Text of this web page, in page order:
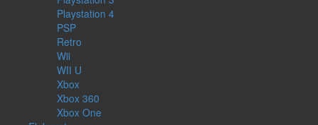
Playstation 4
PSP
Retro
Wii
WII U
Xbox
Xbox 360
Xbox One